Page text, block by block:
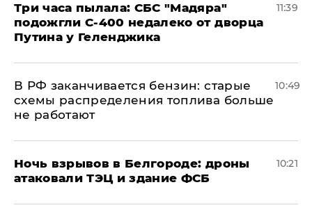
Три часа пылала: СБС "Мадяра"
подожгли С-400 недалеко от дворца
Путина у Геленджика
11:39
​В РФ заканчивается бензин: старые
схемы распределения топлива больше
не работают
10:49
​Ночь взрывов в Белгороде: дроны
атаковали ТЭЦ и здание ФСБ
10:21